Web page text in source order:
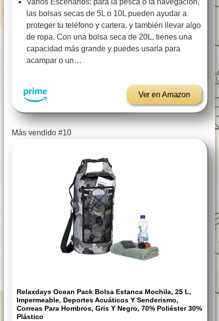
Varios Escenarios: para la pesca o la navegación,
las bolsas secas de 5L o 10L pueden ayudar a
proteger tu teléfono y cartera, y también llevar algo
de ropa. Con una bolsa seca de 20L, tienes una
capacidad más grande y puedes usarla para
acampar o un…
Ver en Amazon
Más vendido #10
Relaxdays Ocean Pack Bolsa Estanca Mochila, 25 L,
Impermeable, Deportes Acuáticos Y Senderismo,
Correas Para Hombros, Gris Y Negro, 70% Poliéster 30%
Plástico